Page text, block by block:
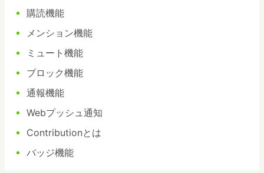
購読機能
メンション機能
ミュート機能
ブロック機能
通報機能
Webプッシュ通知
Contributionとは
バッジ機能